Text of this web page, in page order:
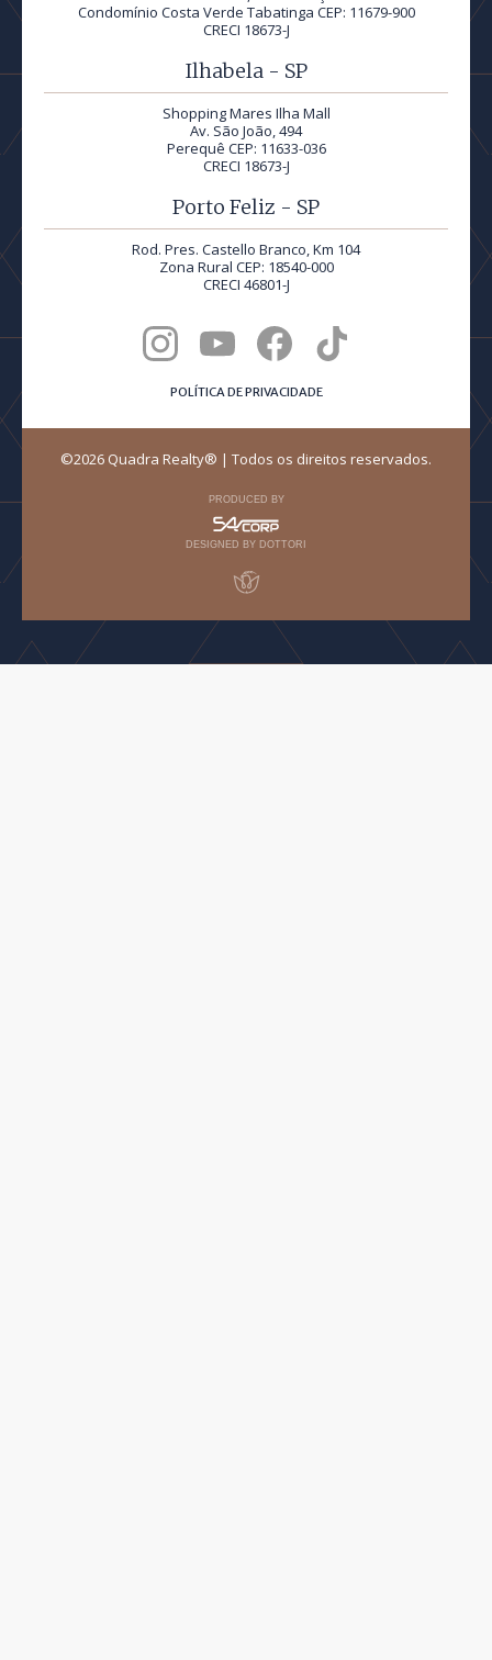
Condomínio Costa Verde Tabatinga CEP: 11679-900
CRECI 18673-J
Ilhabela - SP
Shopping Mares Ilha Mall
Av. São João, 494
Perequê CEP: 11633-036
CRECI 18673-J
Porto Feliz - SP
Rod. Pres. Castello Branco, Km 104
Zona Rural CEP: 18540-000
CRECI 46801-J
POLÍTICA DE PRIVACIDADE
©2026 Quadra Realty® | Todos os direitos reservados.
PRODUCED BY
DESIGNED BY DOTTORI